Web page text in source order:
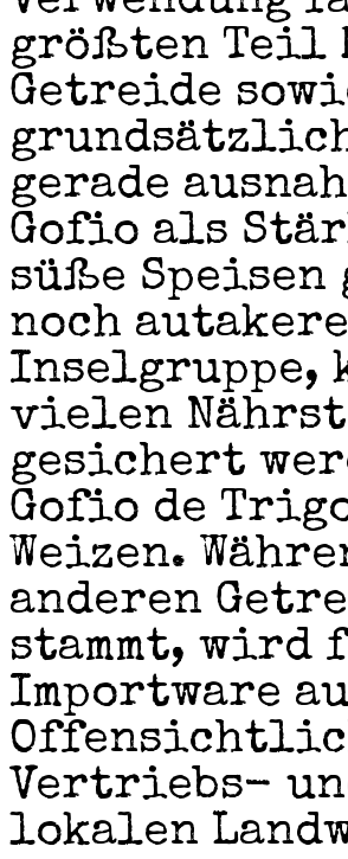
größten Teil
Getreide
gerade
Gofio als
süße
noch
Inselgruppe,
vielen
gesichert
Gofio de
Weizen.
anderen
stammt, wird
Importware
Vertriebs-
lokalen